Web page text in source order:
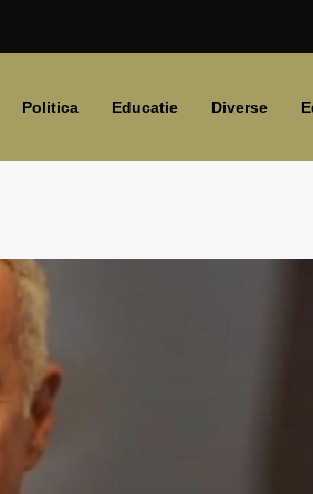
Politica Educatie Diverse